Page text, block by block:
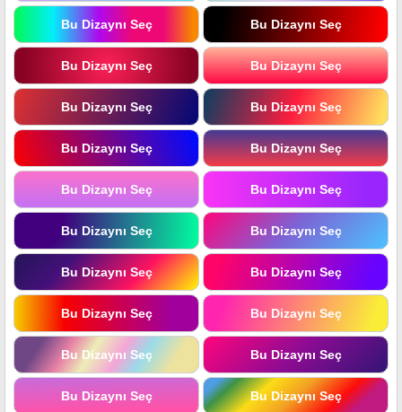
Bu Dizaynı Seç Bu Dizaynı Seç
Bu Dizaynı Seç Bu Dizaynı Seç
Bu Dizaynı Seç Bu Dizaynı Seç
Bu Dizaynı Seç Bu Dizaynı Seç
Bu Dizaynı Seç Bu Dizaynı Seç
Bu Dizaynı Seç Bu Dizaynı Seç
Bu Dizaynı Seç Bu Dizaynı Seç
Bu Dizaynı Seç Bu Dizaynı Seç
Bu Dizaynı Seç Bu Dizaynı Seç
Bu Dizaynı Seç Bu Dizaynı Seç